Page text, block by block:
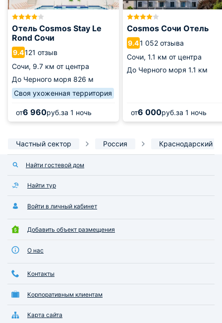
Отель Cosmos Stay Le
Rond Сочи
9.4121 отзыв
Сочи, 9.7 км от центра
До Черного моря 826 м
Своя ухоженная территория
от6 960руб.за 1 ночь
Cosmos Сочи Отель
9.41 052 отзыва
Сочи, 1.1 км от центра
До Черного моря 1.1 км
от6 000руб.за 1 ночь
Частный сектор Россия Краснодарский
Найти гостевой дом
Найти тур
Войти в личный кабинет
Добавить объект размещения
О нас
Контакты
Корпоративным клиентам
Карта сайта